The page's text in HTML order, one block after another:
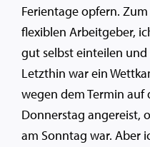
Ferientage opfern.
flexiblen Arbeitgeber,
gut selbst einteilen
Letzthin war ein
wegen dem Termin auf
Donnerstag angereist,
am Sonntag war. Aber